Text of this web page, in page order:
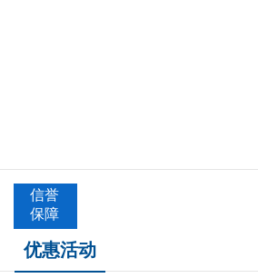
信誉
保障
优惠活动